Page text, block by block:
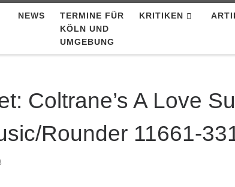
NEWS
TERMINE FÜR
KÖLN UND
UMGEBUNG
KRITIKEN
Coltrane’s A Love
Rounder 11661-